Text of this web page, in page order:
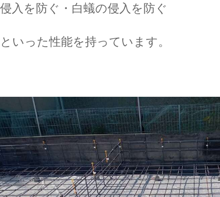
侵入を防ぐ・白蟻の侵入を防ぐ
といった性能を持っています。